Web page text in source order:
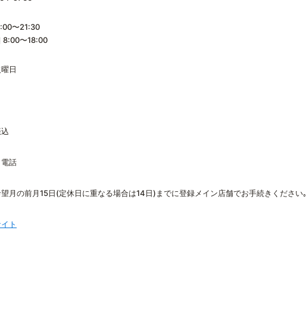
〜21:30
8:00〜18:00
日
話
月の前月15日(定休日に重なる場合は14日)までに登録メイン店舗でお手続きください｡
ト